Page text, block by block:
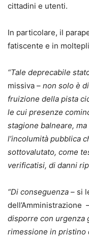
cittadini e utenti.
In particolare, il
fatiscente e in
“Tale deprecabile
missiva – non solo è
fruizione della pista
le cui presenze
stagione balneare,
l’incolumità pubblica
sottovalutato, come
verificatisi, di danni
“Di conseguenza – si
dell’Amministrazione
disporre con
rimessione in pristino